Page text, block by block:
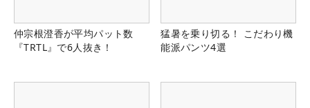
仲宗根澄香が平均パット数
『TRTL』で6人抜き！
猛暑を乗り切る！ こだわり機
能派パンツ4選